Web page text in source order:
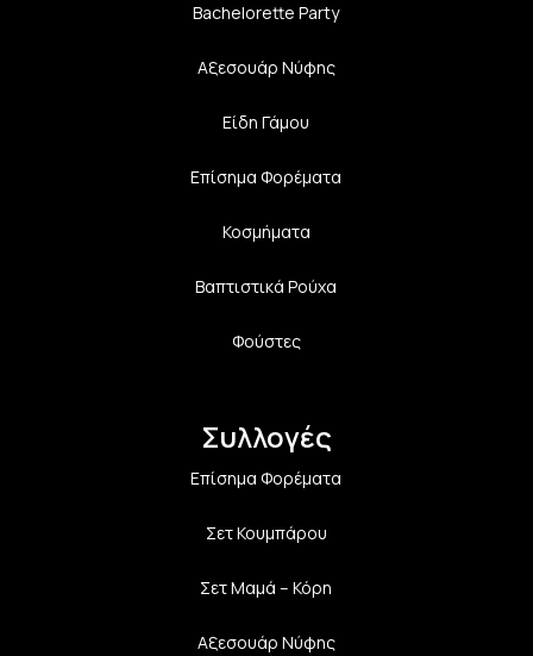
Bachelorette Party
Αξεσουάρ Νύφης
Είδη Γάμου
Επίσημα Φορέματα
Κοσμήματα
Βαπτιστικά Ρούχα
Φούστες
Συλλογές
Επίσημα Φορέματα
Σετ Κουμπάρου
Σετ Μαμά – Κόρη
Αξεσουάρ Νύφης